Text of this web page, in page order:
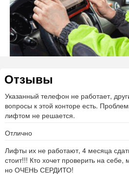
Отзывы
Указанный телефон не работает,
вопросы к этой конторе есть.
лифтом не решается.
Отлично
Лифты их не работают, 4 месяца
стоит!!! Кто хочет проверить на
но ОЧЕНЬ СЕРДИТО!